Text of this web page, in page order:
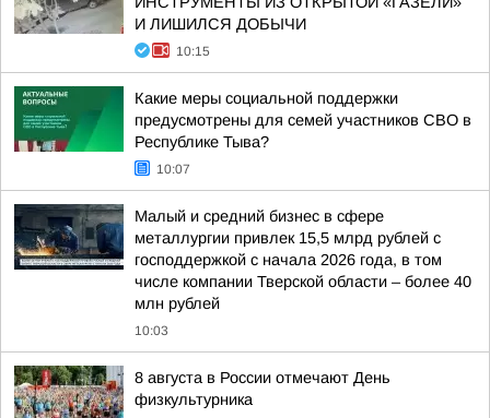
И ЛИШИЛСЯ ДОБЫЧИ
10:15
Какие меры социальной поддержки
предусмотрены для семей участников СВО в
Республике Тыва?
10:07
Малый и средний бизнес в сфере
металлургии привлек 15,5 млрд рублей с
господдержкой с начала 2026 года, в том
числе компании Тверской области – более 40
млн рублей
10:03
8 августа в России отмечают День
физкультурника